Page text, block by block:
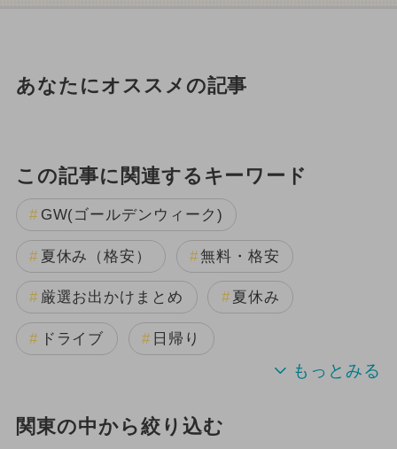
あなたにオススメの記事
この記事に関連するキーワード
GW(ゴールデンウィーク)
夏休み（格安） 無料・格安
厳選お出かけまとめ 夏休み
ドライブ 日帰り
関東の中から絞り込む